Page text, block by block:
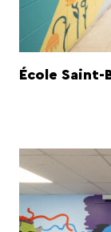
École